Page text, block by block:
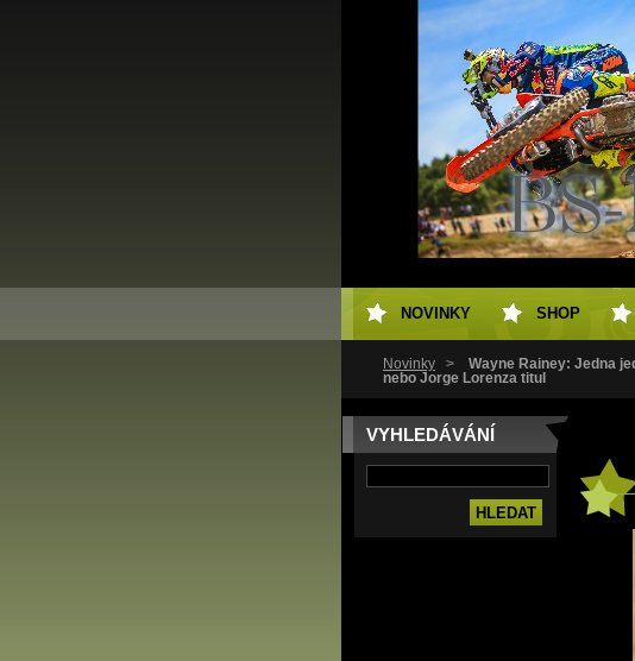
Novinky >
Wayne Rainey: Jedna
nebo Jorge Lorenza titul
VYHLEDÁVÁNÍ
NOVINKY SHOP